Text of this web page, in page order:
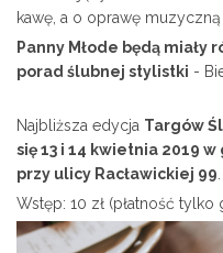
kawę, a o oprawę muzyczną
Panny Młode będą miały
porad ślubnej stylistki -
Najbliższa edycja Targów
się 13 i 14 kwietnia 2019
przy ulicy Racławickiej 99
Wstęp: 10 zł (płatność tylko